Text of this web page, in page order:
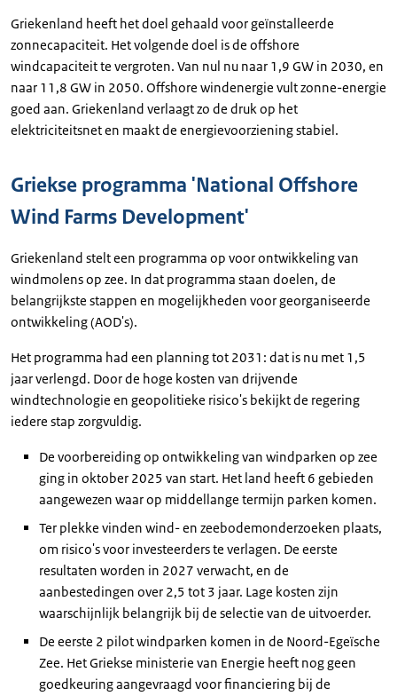
Griekenland heeft het doel gehaald voor geïnstalleerde
zonnecapaciteit. Het volgende doel is de offshore
windcapaciteit te vergroten. Van nul nu naar 1,9 GW in 2030, en
naar 11,8 GW in 2050. Offshore windenergie vult zonne-energie
goed aan. Griekenland verlaagt zo de druk op het
elektriciteitsnet en maakt de energievoorziening stabiel.
Griekse programma 'National Offshore
Wind Farms Development'
Griekenland stelt een programma op voor ontwikkeling van
windmolens op zee. In dat programma staan doelen, de
belangrijkste stappen en mogelijkheden voor georganiseerde
ontwikkeling (AOD's).
Het programma had een planning tot 2031: dat is nu met 1,5
jaar verlengd. Door de hoge kosten van drijvende
windtechnologie en geopolitieke risico's bekijkt de regering
iedere stap zorgvuldig.
De voorbereiding op ontwikkeling van windparken op zee
ging in oktober 2025 van start. Het land heeft 6 gebieden
aangewezen waar op middellange termijn parken komen.
Ter plekke vinden wind- en zeebodemonderzoeken plaats,
om risico's voor investeerders te verlagen. De eerste
resultaten worden in 2027 verwacht, en de
aanbestedingen over 2,5 tot 3 jaar. Lage kosten zijn
waarschijnlijk belangrijk bij de selectie van de uitvoerder.
De eerste 2 pilot windparken komen in de Noord-Egeïsche
Zee. Het Griekse ministerie van Energie heeft nog geen
goedkeuring aangevraagd voor financiering bij de